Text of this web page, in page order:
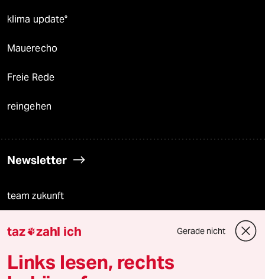
klima update°
Mauerecho
Freie Rede
reingehen
Newsletter
team zukunft
taz frisch
taz zahl ich
taz zahl ich Gerade nicht
Links lesen, rechts